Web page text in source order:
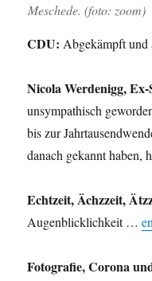
Meschede. (foto: zoom)
CDU: Abgekämpft
Nicola Werdenigg,
unsympathisch
bis zur
danach gekannt
Echtzeit, Ächzzeit,
Augenblicklichkeit …
Fotografie, Corona